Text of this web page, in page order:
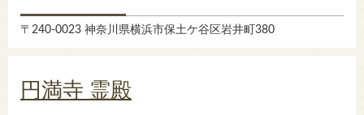
〒240-0023 神奈川県横浜市保土ケ谷区岩井町380
円満寺 霊殿